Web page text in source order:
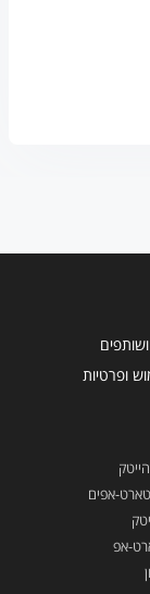
ופרטיות
אפים
אפ